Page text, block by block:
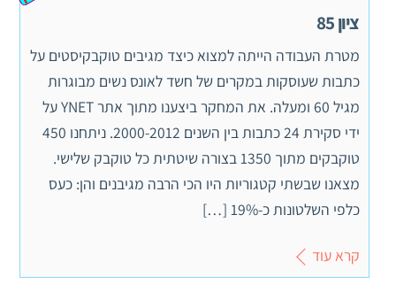
ציון 85
מטרת העבודה הייתה למצוא כיצד מגיבים טוקבקיסטים על
כתבות שעוסקות במקרים של חשד לאונס נשים מבוגרות
מגיל 60 ומעלה. את המחקר ביצענו מתוך אתר YNET על
ידי סקירת 24 כתבות בין השנים 2000-2012. ניתחנו 450
טוקבקים מתוך 1350 בצורה שיטתית כל טוקבק שלישי.
מצאנו שבשתי קטגוריות היו הכי הרבה מגיבנים והן: כעס
כלפי השלטונות כ-19% […]
קרא עוד